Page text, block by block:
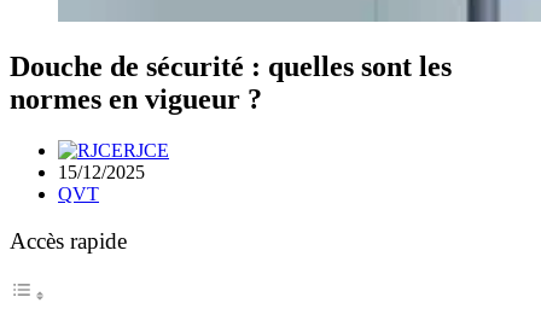
Douche de sécurité : quelles sont les
normes en vigueur ?
RJCE
15/12/2025
QVT
Accès rapide